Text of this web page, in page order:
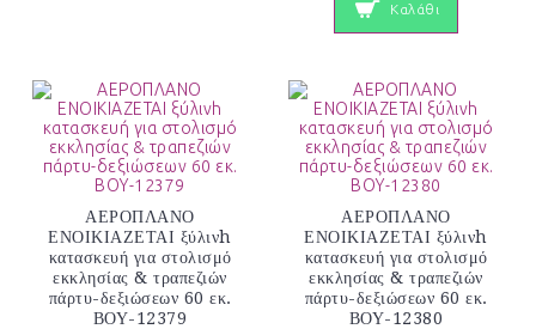
Καλάθι
ΑΕΡΟΠΛΑΝΟ
ΕΝΟΙΚΙΑΖΕΤΑΙ ξύλινh
κατασκευή για στολισμό
εκκλησίας & τραπεζιών
πάρτυ-δεξιώσεων 60 εκ.
ΒΟΥ-12379
ΑΕΡΟΠΛΑΝΟ
ΕΝΟΙΚΙΑΖΕΤΑΙ ξύλινh
κατασκευή για στολισμό
εκκλησίας & τραπεζιών
πάρτυ-δεξιώσεων 60 εκ.
ΒΟΥ-12380